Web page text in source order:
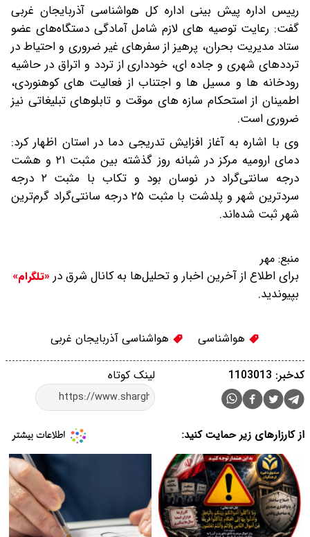
رییس اداره پیش بینی اداره کل هواشناسی آذربایجان غربی
گفت: رعایت توصیه های لازم شامل آمادگی دستگاه‌های عضو
ستاد مدیریت بحران، پرهیز از سفرهای غیر ضروری و احتیاط در
ترددهای شهری و جاده ای، خودداری از تردد و اتراق در حاشیه
رودخانه ها و مسیل ها و اجتناب از فعالیت های کوهنوردی،
اطمینان از استحکام سازه های موقت و تابلوهای تبلیغاتی نیز
ضروری است.
وی با اشاره به آغاز افزایش تدریجی دما در استان اظهار کرد:
دمای ارومیه مرکز در شبانه روز گذشته بین مثبت ۲۱ و هشت
درجه سانتی‌گراد در نوسان بود و تکاب با مثبت ۲ درجه
سردترین شهر و پلدشت با مثبت ۲۵ درجه سانتی‌گراد گرم‌ترین
شهر ثبت شده‌اند.
منبع: مهر
برای اطلاع از آخرین اخبار و تحلیل‌ها به کانال شرق در «تلگرام»
بپیوندید.
هواشناسی هواشناسی آذربایجان غربی
لینک کوتاه کدخبر: 1103013
از کارزارهای زیر حمایت کنید: